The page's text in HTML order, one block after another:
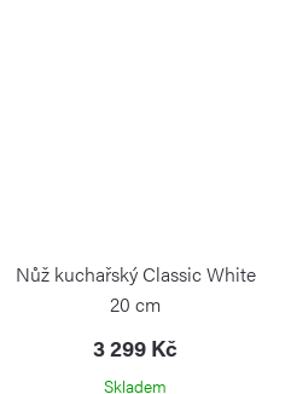
Nůž kuchařský Classic White
20 cm
3 299 Kč
Skladem